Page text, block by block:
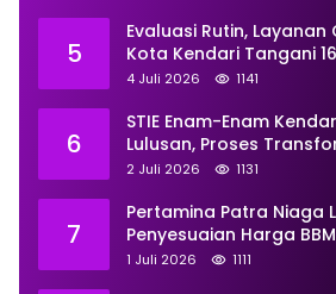
5
Evaluasi Rutin, Layanan
Kota Kendari Tangani
Juni
4 Juli 2026 1141
6
STIE Enam-Enam
Lulusan, Proses
Universitas Resmi
2 Juli 2026 1131
7
Pertamina Patra Niaga
Penyesuaian Harga
Juli 2026, Berikut
1 Juli 2026 1111